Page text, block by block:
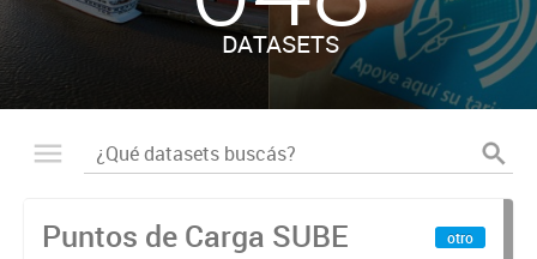
DATASETS
Puntos de Carga SUBE
otro